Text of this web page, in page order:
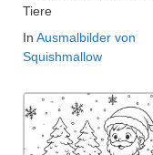
Tiere
In Ausmalbilder von
Squishmallow